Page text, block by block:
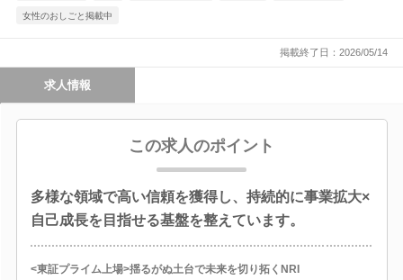
女性のおしごと掲載中
掲載終了日：2026/05/14
求人情報
この求人のポイント
多様な領域で高い信頼を獲得し、持続的に事業拡大×
自己成長を目指せる基盤を整えています。
<東証プライム上場>揺るがぬ土台で未来を切り拓くNRI